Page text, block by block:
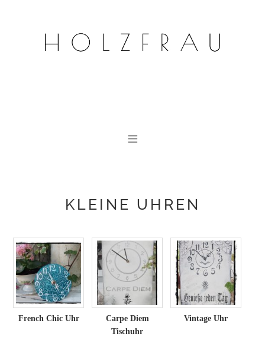
KLEINE UHREN
French Chic Uhr
Carpe Diem
Tischuhr
Vintage Uhr